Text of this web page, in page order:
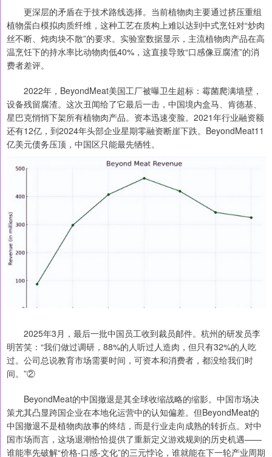
更深层的矛盾在于技术路线选择。当前植物肉主要通过挤压重组
植物蛋白模拟肉质纤维，这种工艺在质构上难以达到中式烹饪对“炒肉
丝不断、炖肉块不散”的要求。实验室数据显示，主流植物肉产品在高
温烹饪下的持水率比动物肉低40%，这直接导致“口感像豆腐渣”的消
费者差评。
2022年，BeyondMeat美国工厂被曝卫生超标：霉菌爬满墙壁，
设备残留腐渣。这次丑闻给了它最后一击，中国境内盒马、肯德基、
星巴克悄悄下架所有植物肉产品。资本迅速变脸。2021年行业融资额
还有12亿，到2024年头部企业星期零融资断崖下跌。BeyondMeat11
亿美元债务压顶，中国区只能最先牺牲。
2025年3月，最后一批中国员工收到裁员邮件。杭州的研发员李
明苦笑：“我们做过调研，88%的人听过人造肉，但只有32%的人吃
过。公司总说教育市场需要时间，可资本和消费者，都没给我们时
间。”②
BeyondMeat的中国撤退是其全球收缩战略的缩影。中国市场决
策尤其凸显跨国企业在本地化运营中的认知偏差。但BeyondMeat的
中国撤退不是植物肉故事的终结，而是行业走向成熟的转折点。对中
国市场而言，这场退潮恰恰提供了重新定义游戏规则的历史机遇——
谁能率先破解“价格-口感-文化”的三元悖论，谁就能在下一轮产业周期